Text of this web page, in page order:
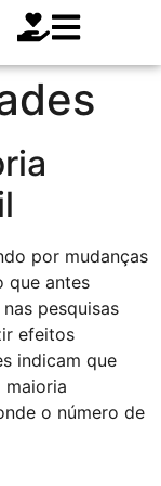
por mudanças
que antes
pesquisas
efeitos
indicam que
maioria
o número de